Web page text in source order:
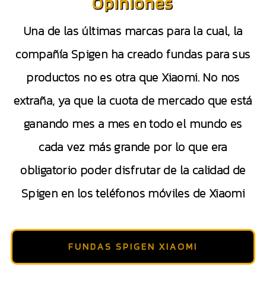
Una de las últimas marcas para la cual, la
compañía Spigen ha creado fundas para sus
productos no es otra que Xiaomi. No nos
extraña, ya que la cuota de mercado que está
ganando mes a mes en todo el mundo es
cada vez más grande por lo que era
obligatorio poder disfrutar de la calidad de
Spigen en los teléfonos móviles de Xiaomi
FUNDAS SPIGEN XIAOMI